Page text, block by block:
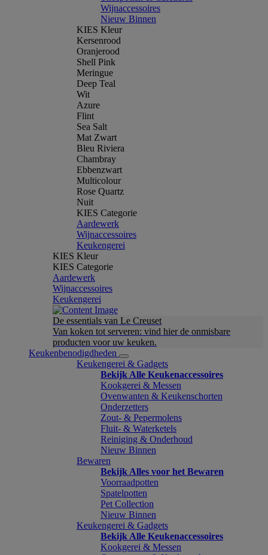
Wijnaccessoires
Nieuw Binnen
KIES Kleur
Kersenrood
Oranjerood
Shell Pink
Meringue
Deep Teal
Wit
Azure
Flint
Sea Salt
Mat Zwart
Bleu Riviera
Chambray
Ebbenzwart
Multicolour
Rose Quartz
Nuit
KIES Categorie
Aardewerk
Wijnaccessoires
Keukengerei
KIES Kleur
KIES Categorie
Aardewerk
Wijnaccessoires
Keukengerei
De essentials van Le Creuset
Van koken tot serveren: vind hier de onmisbare
producten voor uw keuken.
Keukenbenodigdheden
Keukengerei & Gadgets
Bekijk Alle Keukenaccessoires
Kookgerei & Messen
Ovenwanten & Keukenschorten
Onderzetters
Zout- & Pepermolens
Fluit- & Waterketels
Reiniging & Onderhoud
Nieuw Binnen
Bewaren
Bekijk Alles voor het Bewaren
Voorraadpotten
Spatelpotten
Pet Collection
Nieuw Binnen
Keukengerei & Gadgets
Bekijk Alle Keukenaccessoires
Kookgerei & Messen